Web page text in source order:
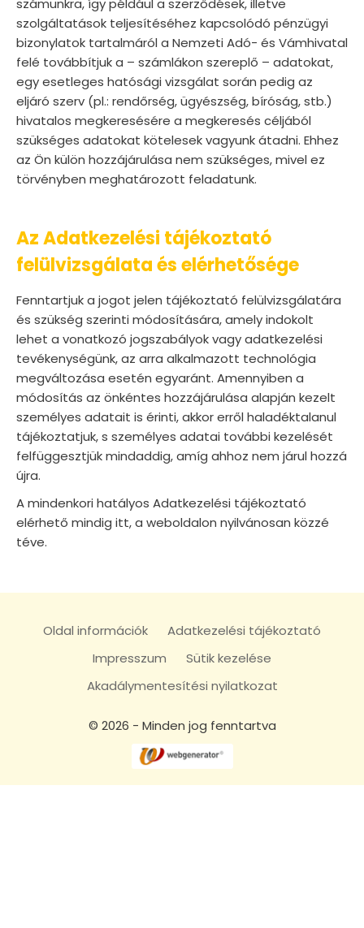
számunkra, így például a szerződések, illetve
szolgáltatások teljesítéséhez kapcsolódó pénzügyi
bizonylatok tartalmáról a Nemzeti Adó- és Vámhivatal
felé továbbítjuk a – számlákon szereplő – adatokat,
egy esetleges hatósági vizsgálat során pedig az
eljáró szerv (pl.: rendőrség, ügyészség, bíróság, stb.)
hivatalos megkeresésére a megkeresés céljából
szükséges adatokat kötelesek vagyunk átadni. Ehhez
az Ön külön hozzájárulása nem szükséges, mivel ez
törvényben meghatározott feladatunk.
Az Adatkezelési tájékoztató
felülvizsgálata és elérhetősége
Fenntartjuk a jogot jelen tájékoztató felülvizsgálatára
és szükség szerinti módosítására, amely indokolt
lehet a vonatkozó jogszabályok vagy adatkezelési
tevékenységünk, az arra alkalmazott technológia
megváltozása esetén egyaránt. Amennyiben a
módosítás az önkéntes hozzájárulása alapján kezelt
személyes adatait is érinti, akkor erről haladéktalanul
tájékoztatjuk, s személyes adatai további kezelését
felfüggesztjük mindaddig, amíg ahhoz nem járul hozzá
újra.
A mindenkori hatályos Adatkezelési tájékoztató
elérhető mindig itt, a weboldalon nyilvánosan közzé
téve.
© 2026 - Minden jog fenntartva
Oldal információk
Adatkezelési tájékoztató
Impresszum
Sütik kezelése
Akadálymentesítési nyilatkozat